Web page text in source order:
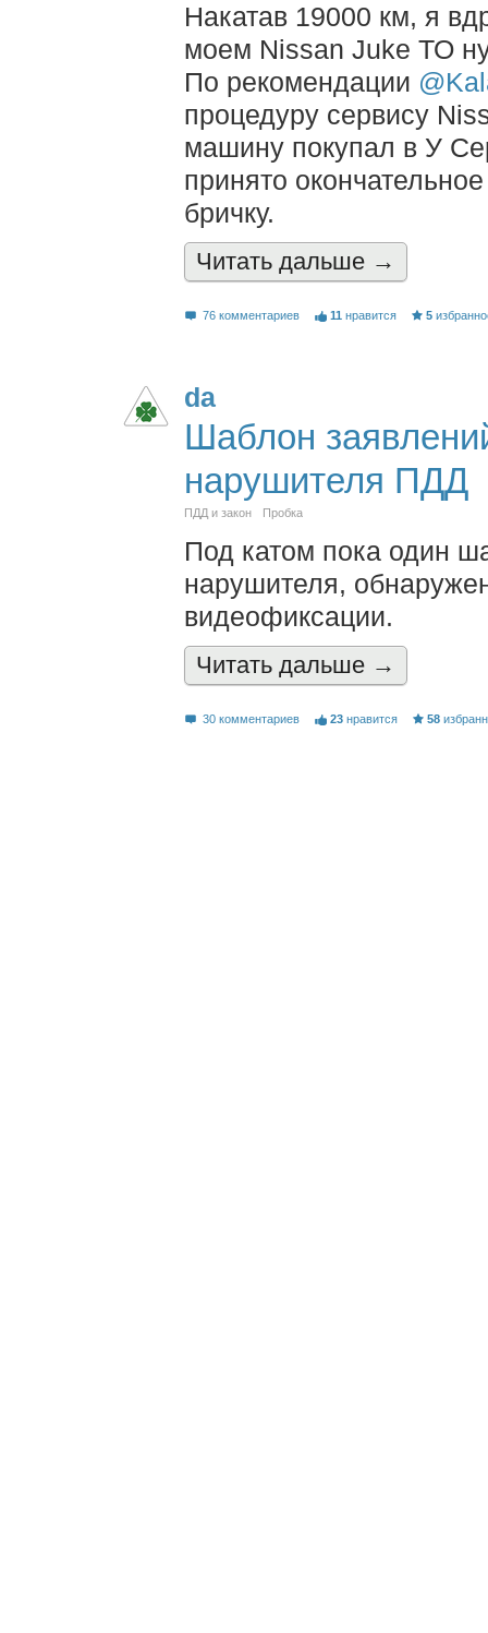
Накатав 19000 км, я
моем Nissan Juke ТО
По рекомендации
процедуру сервису
машину покупал в У
принято
бричку.
Читать дальшe →
76 комментариев 11 нравится 5
da
Шаблон
нарушителя ПДД
ПДД и закон Пробка
Под катом пока один
нарушителя,
видеофиксации.
Читать дальшe →
30 комментариев 23 нравится 58